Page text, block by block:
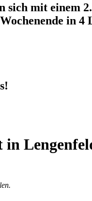
sich mit
in 4
in